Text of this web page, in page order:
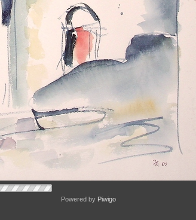
Powered by Piwigo